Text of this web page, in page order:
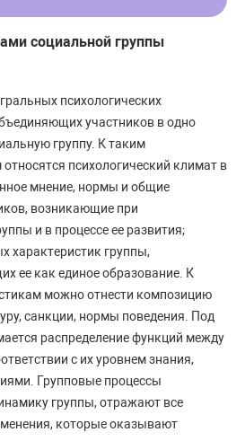
социальной группы
психологических
участников в одно
группу. К таким
психологический климат в
мнение, нормы и общие
возникающие при
и в процессе ее развития;
характеристик группы,
ее как единое образование. К
можно отнести композицию
санкции, нормы поведения. Под
распределение функций между
с их уровнем знания,
Групповые процессы
группы, отражают все
которые оказывают